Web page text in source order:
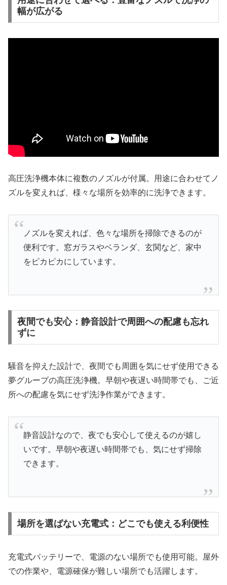
幅が広がる
高圧洗浄機本体に複数のノズルが付属。用途に合わせてノ
ズルを変えれば、様々な場所を効率的に洗浄できます。
ノズルを変えれば、色々な場所を掃除できるのが
便利です。窓ガラスやベランダ、玄関など、家中
をピカピカにしています。
夜間でも安心：静音設計で周囲への配慮も忘れ
ずに
騒音を抑えた設計で、夜間でも周囲を気にせず使用できる
夢グループの高圧洗浄機。早朝や夜遅い時間帯でも、ご近
所への配慮を気にせず洗浄作業ができます。
静音設計なので、夜でも安心して使えるのが嬉し
いです。早朝や夜遅い時間帯でも、気にせず掃除
できます。
場所を選ばない充電式：どこでも使える利便性
充電式バッテリーで、電源のない場所でも使用可能。屋外
での作業や、電源確保が難しい場所でも活躍します。